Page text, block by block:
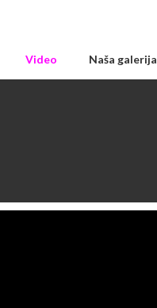
Video Naša galerija